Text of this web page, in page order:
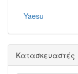
Yaesu
Κατασκευαστές